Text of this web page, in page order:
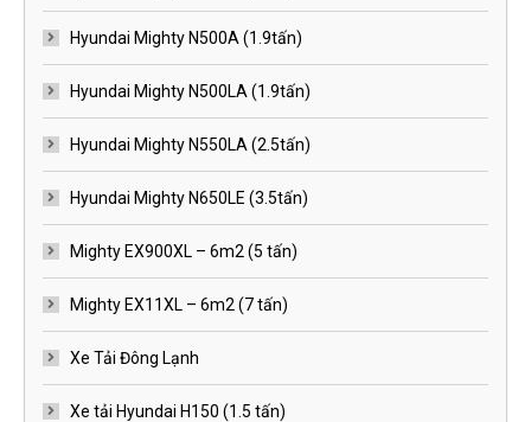
Hyundai Mighty N500A (1.9tấn)
Hyundai Mighty N500LA (1.9tấn)
Hyundai Mighty N550LA (2.5tấn)
Hyundai Mighty N650LE (3.5tấn)
Mighty EX900XL – 6m2 (5 tấn)
Mighty EX11XL – 6m2 (7 tấn)
Xe Tải Đông Lạnh
Xe tải Hyundai H150 (1.5 tấn)